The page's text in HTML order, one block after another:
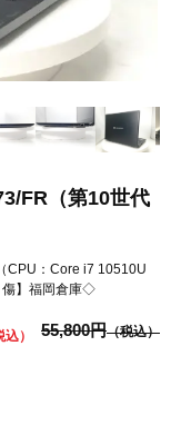
FR（第10世代
CPU：Core i7 10510U
傷】福岡倉庫◇
55,800円